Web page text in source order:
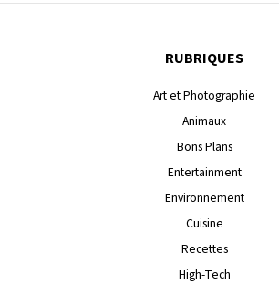
RUBRIQUES
Art et Photographie
Animaux
Bons Plans
Entertainment
Environnement
Cuisine
Recettes
High-Tech